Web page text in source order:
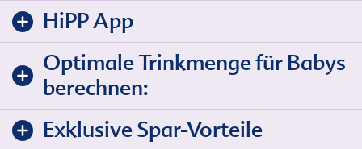
HiPP App
Optimale Trinkmenge für Babys
berechnen:
Exklusive Spar-Vorteile